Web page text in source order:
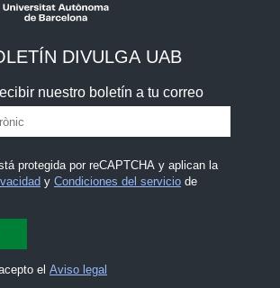
DIVULGA UAB
nuestro boletín a tu correo
protegida por reCAPTCHA y aplican la
y Condiciones del serviciode
el Aviso legal